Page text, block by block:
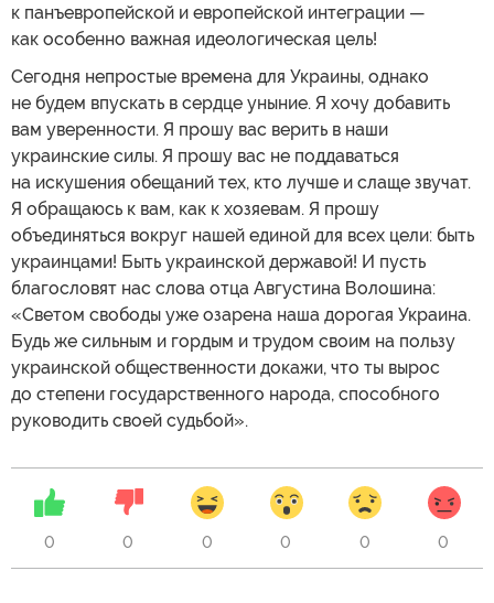
к панъевропейской и европейской интеграции —
как особенно важная идеологическая цель!
Сегодня непростые времена для Украины, однако
не будем впускать в сердце уныние. Я хочу добавить
вам уверенности. Я прошу вас верить в наши
украинские силы. Я прошу вас не поддаваться
на искушения обещаний тех, кто лучше и слаще звучат.
Я обращаюсь к вам, как к хозяевам. Я прошу
объединяться вокруг нашей единой для всех цели: быть
украинцами! Быть украинской державой! И пусть
благословят нас слова отца Августина Волошина:
«Светом свободы уже озарена наша дорогая Украина.
Будь же сильным и гордым и трудом своим на пользу
украинской общественности докажи, что ты вырос
до степени государственного народа, способного
руководить своей судьбой».
0 0 0 0 0 0